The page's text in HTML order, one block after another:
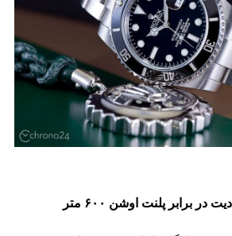
در برابر پلنت اوشن ۶۰۰ متر